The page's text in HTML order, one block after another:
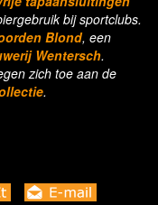
bij sportclubs.
Blond, een
Wentersch.
zich toe aan de
.